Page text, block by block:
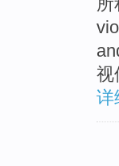
视
详